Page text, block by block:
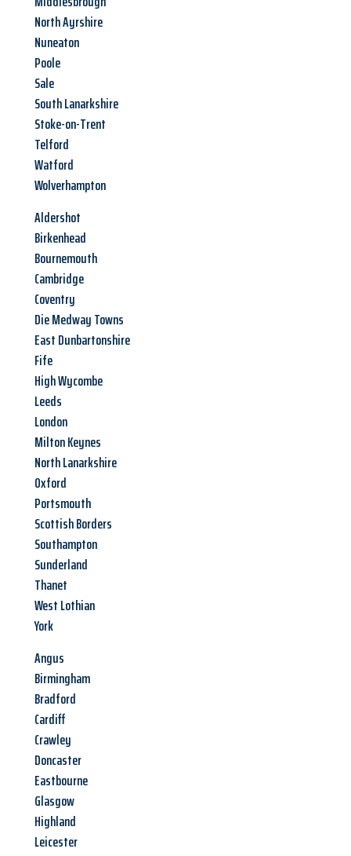
North Ayrshire
Nuneaton
Poole
Sale
South Lanarkshire
Stoke-on-Trent
Telford
Watford
Wolverhampton
Aldershot
Birkenhead
Bournemouth
Cambridge
Coventry
Die Medway Towns
East Dunbartonshire
Fife
High Wycombe
Leeds
London
Milton Keynes
North Lanarkshire
Oxford
Portsmouth
Scottish Borders
Southampton
Sunderland
Thanet
West Lothian
York
Angus
Birmingham
Bradford
Cardiff
Crawley
Doncaster
Eastbourne
Glasgow
Highland
Leicester